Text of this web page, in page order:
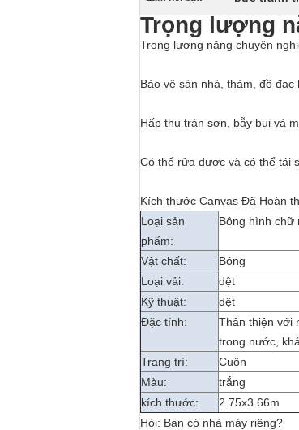
Trọng lượng
Trọng lượng nặng chuyên
Bảo vệ sàn nhà, thảm, đồ đạc
Hấp thụ tràn sơn, bẫy bụi và
Có thể rửa được và có thể tái
Kích thước Canvas Đã Hoàn
Loại sản
phẩm:
Bông hình chữ
Vật chất:
Bông
Loại vải:
dệt
Kỹ thuật:
dệt
Đặc tính:
Thân thiện với
trong nước,
Trang trí:
Cuộn
Màu:
trắng
kích thước:
2.75x3.66m
Hỏi: Bạn có nhà máy riêng?